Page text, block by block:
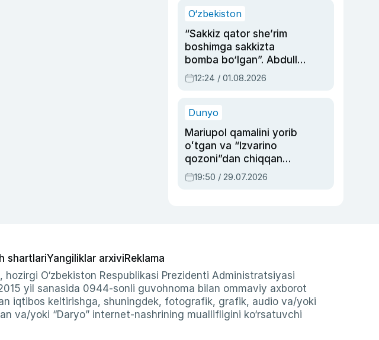
O‘zbekiston
“Sakkiz qator she’rim
boshimga sakkizta
bomba bo‘lgan”. Abdulla
Oripovni siyosiy
ayblovlardan asrab
12:24 / 01.08.2026
Dunyo
Mariupol qamalini yorib
oʻtgan va “Izvarino
qozoni”dan chiqqan
qahramon — Ukraina
armiyasi bosh
19:50 / 29.07.2026
shartlariYangiliklar arxiviReklama
O‘zbekiston Respublikasi Prezidenti Administratsiyasi
yil sanasida 0944-sonli guvohnoma bilan ommaviy axborot
iqtibos keltirishga, shuningdek, fotografik, grafik, audio va/yoki
va/yoki “Daryo” internet-nashrining muallifligini ko‘rsatuvchi